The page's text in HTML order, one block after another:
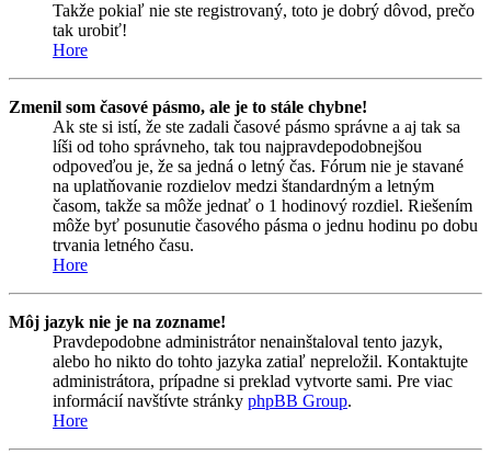
Takže pokiaľ nie ste registrovaný, toto je dobrý dôvod, prečo
tak urobiť!
Hore
Zmenil som časové pásmo, ale je to stále chybne!
Ak ste si istí, že ste zadali časové pásmo správne a aj tak sa
líši od toho správneho, tak tou najpravdepodobnejšou
odpoveďou je, že sa jedná o letný čas. Fórum nie je stavané
na uplatňovanie rozdielov medzi štandardným a letným
časom, takže sa môže jednať o 1 hodinový rozdiel. Riešením
môže byť posunutie časového pásma o jednu hodinu po dobu
trvania letného času.
Hore
Môj jazyk nie je na zozname!
Pravdepodobne administrátor nenainštaloval tento jazyk,
alebo ho nikto do tohto jazyka zatiaľ nepreložil. Kontaktujte
administrátora, prípadne si preklad vytvorte sami. Pre viac
informácií navštívte stránky phpBB Group.
Hore